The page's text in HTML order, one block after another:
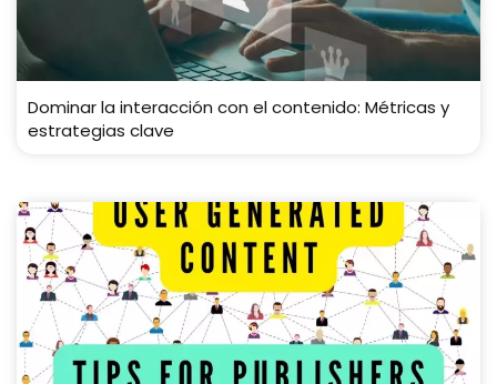
Dominar la interacción con el contenido: Métricas y
estrategias clave